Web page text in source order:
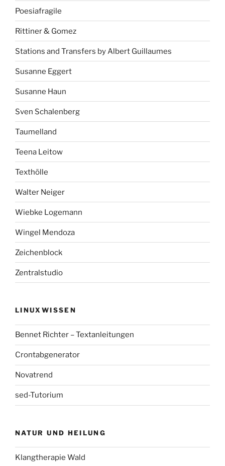
Poesiafragile
Rittiner & Gomez
Stations and Transfers by Albert Guillaumes
Susanne Eggert
Susanne Haun
Sven Schalenberg
Taumelland
Teena Leitow
Texthölle
Walter Neiger
Wiebke Logemann
Wingel Mendoza
Zeichenblock
Zentralstudio
LINUXWISSEN
Bennet Richter – Textanleitungen
Crontabgenerator
Novatrend
sed-Tutorium
NATUR UND HEILUNG
Klangtherapie Wald